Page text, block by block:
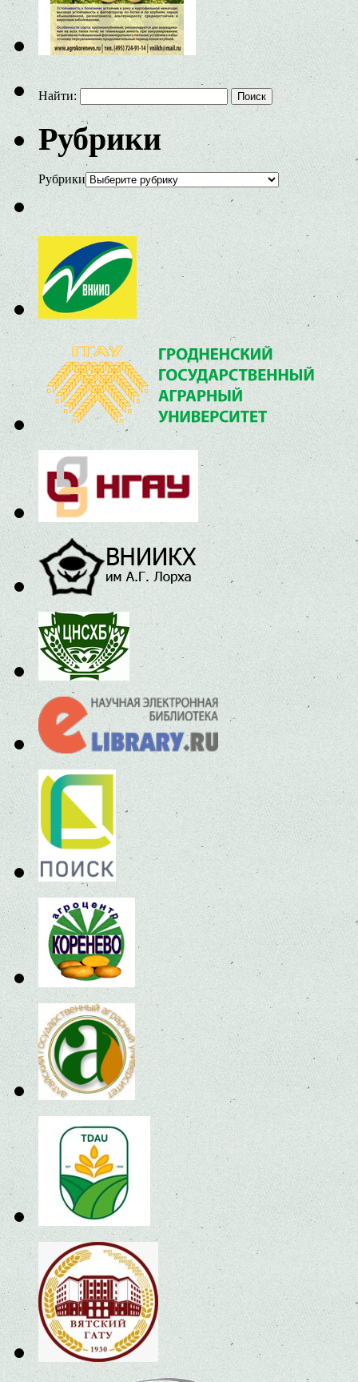
Найти:
Рубрики
Рубрики